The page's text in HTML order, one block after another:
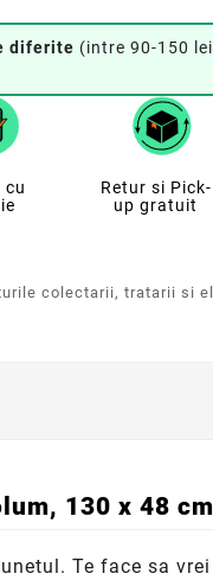
diferite (intre 90-150
cu
Retur si Pick-
up gratuit
colectarii, tratarii si
130 x 48
Te face sa